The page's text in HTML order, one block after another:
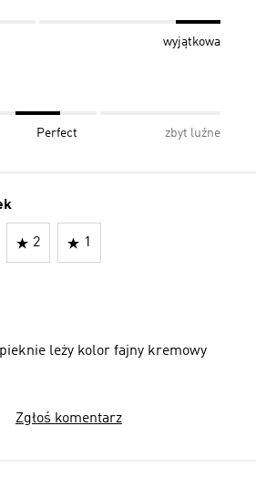
wyjątkowa
Perfect zbyt luźne
2 1
leży kolor fajny kremowy
Zgłoś komentarz